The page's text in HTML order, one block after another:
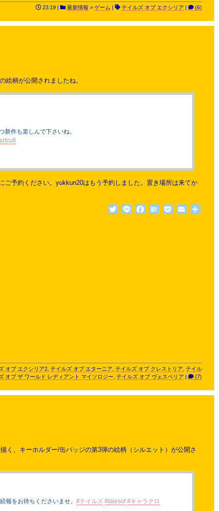
23:19 | 最新情報 > ゲーム | テイルズ オブ エクシリア | (6)
絵柄が公開されましたね。
作も楽しんで下さいね。
予約ください。yukkun20はもう予約しました。置き場所は来てか
TwitterLine Facebook
HatenaPocketEmail
オブ エクシリア2 テイルズ オブ エターニア テイルズ オブ クレストリア テイル
オブ ザ ワールド レディアント マイソロジー テイルズ オブ ヴェスペリア | (7)
く、キーホルダー/缶バッジの第3弾の絵柄（シルエット）が公開さ
報をお待ちくださいませ。 #テイルズ #talesof #キャラクロ